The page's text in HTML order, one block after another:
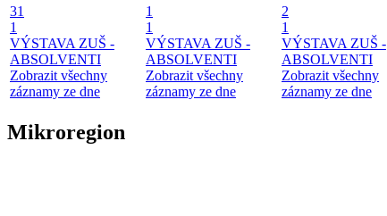
31
1
VÝSTAVA ZUŠ -
ABSOLVENTI
Zobrazit všechny
záznamy ze dne
1
1
VÝSTAVA ZUŠ -
ABSOLVENTI
Zobrazit všechny
záznamy ze dne
2
1
VÝSTAVA ZUŠ -
ABSOLVENTI
Zobrazit všechny
záznamy ze dne
Mikroregion